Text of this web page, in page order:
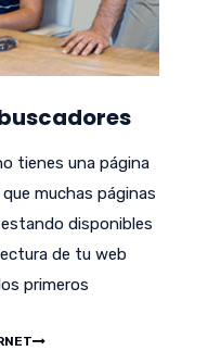
tienes una página
muchas páginas
disponibles
de tu web
primeros